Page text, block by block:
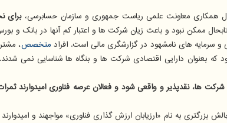
همکاری معاونت علمی ریاست جمهوری و سازمان حسابرسی،برای
ممکن نبود و باعث زیان شرکت ها و اعتبار کم آنها در بانک و
و سرمایه های نامشهود در گزارشگری مالی است. افرادمتخصص،
که بعنوان دارایی اقتصادی شرکت ها و بنگاه ها شناسایی
ها، نقدپذیر و واقعی شود و فعالان عرصه فناوری
به نام «ارزیابان ارزش گذاری فناوری» مواجهند و امیدوارند